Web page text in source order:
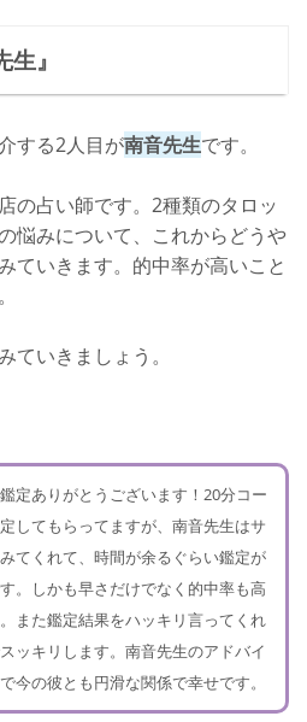
』
する2人目が南音先生です。
の占い師です。2種類のタロッ
悩みについて、これからどうや
ていきます。的中率が高いこと
ていきましょう。
定ありがとうございます！20分コー
してもらってますが、南音先生はサ
てくれて、時間が余るぐらい鑑定が
。しかも早さだけでなく的中率も高
また鑑定結果をハッキリ言ってくれ
ッキリします。南音先生のアドバイ
今の彼とも円滑な関係で幸せです。